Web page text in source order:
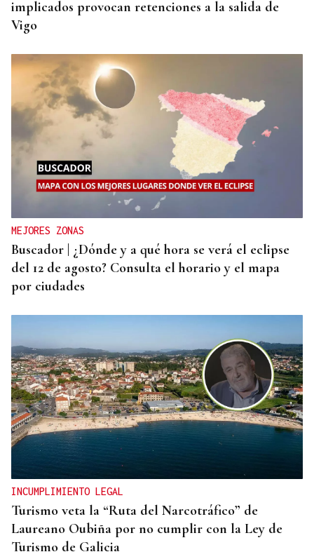
implicados provocan retenciones a la salida de
Vigo
MEJORES ZONAS
Buscador | ¿Dónde y a qué hora se verá el eclipse
del 12 de agosto? Consulta el horario y el mapa
por ciudades
INCUMPLIMIENTO LEGAL
Turismo veta la “Ruta del Narcotráfico” de
Laureano Oubiña por no cumplir con la Ley de
Turismo de Galicia